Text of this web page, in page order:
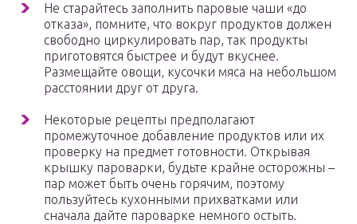
Не старайтесь заполнить паровые чаши «до
отказа», помните, что вокруг продуктов должен
свободно циркулировать пар, так продукты
приготовятся быстрее и будут вкуснее.
Размещайте овощи, кусочки мяса на небольшом
расстоянии друг от друга.
Некоторые рецепты предполагают
промежуточное добавление продуктов или их
проверку на предмет готовности. Открывая
крышку пароварки, будьте крайне осторожны –
пар может быть очень горячим, поэтому
пользуйтесь кухонными прихватками или
сначала дайте пароварке немного остыть.